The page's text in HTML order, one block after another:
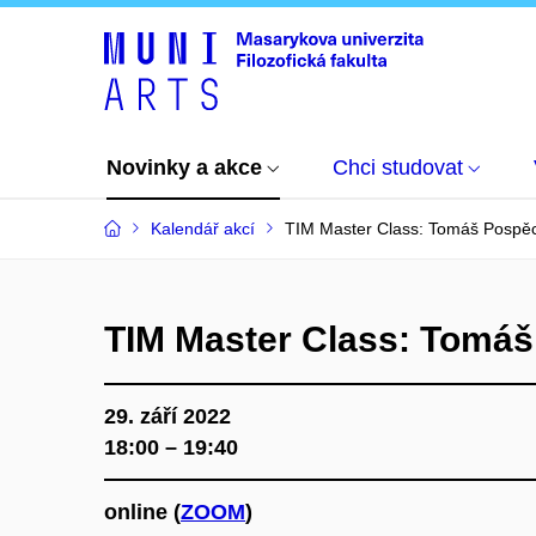
Novinky a akce Chci studovat
Kalendář akcí TIM Master Class: Tomáš
TIM Master Class:
29. září 2022
18:00 – 19:40
online (ZOOM)